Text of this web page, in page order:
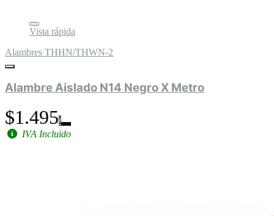
Vista rápida
Alambres THHN/THWN-2
Alambre Aislado N14 Negro X Metro
$1.495
IVA Incluido